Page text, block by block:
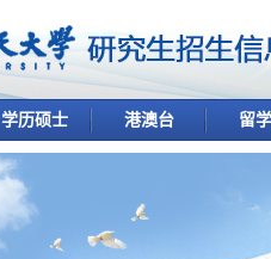
学历硕士 港澳台 留